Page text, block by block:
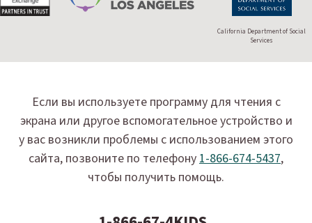
California Department of Social
Services
Если вы используете программу для чтения с
экрана или другое вспомогательное устройство и
у вас возникли проблемы с использованием этого
сайта, позвоните по телефону1-866-674-5437,
чтобы получить помощь.